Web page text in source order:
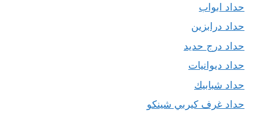
حداد ابواب
حداد درابزين
حداد درج حديد
حداد ديوانيات
حداد شبابيك
حداد غرف كيربي شينكو